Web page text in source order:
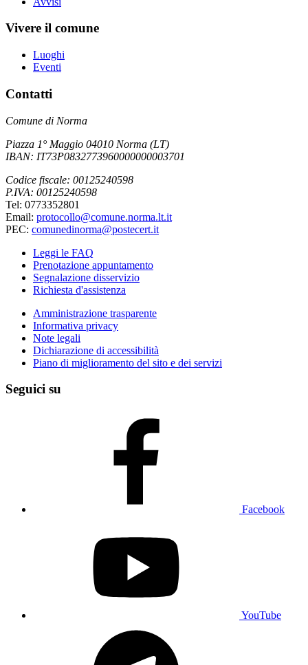
Vivere il comune
Luoghi
Eventi
Contatti
Comune di Norma
Piazza 1° Maggio 04010 Norma (LT)
IBAN: IT73P0832773960000000003701
Codice fiscale: 00125240598
P.IVA: 00125240598
Tel: 0773352801
Email: protocollo@comune.norma.lt.it
PEC: comunedinorma@postecert.it
Leggi le FAQ
Prenotazione appuntamento
Segnalazione disservizio
Richiesta d'assistenza
Amministrazione trasparente
Informativa privacy
Note legali
Dichiarazione di accessibilità
Piano di miglioramento del sito e dei servizi
Seguici su
Facebook
YouTube